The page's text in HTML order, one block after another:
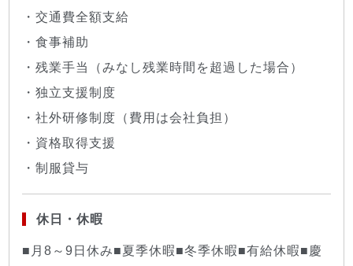
・交通費全額支給
・食事補助
・残業手当（みなし残業時間を超過した場合）
・独立支援制度
・社外研修制度（費用は会社負担）
・資格取得支援
・制服貸与
休日・休暇
■月8～9日休み■夏季休暇■冬季休暇■有給休暇■慶